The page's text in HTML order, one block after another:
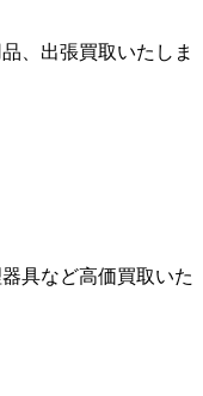
、出張買取いたしま
具など高価買取いた